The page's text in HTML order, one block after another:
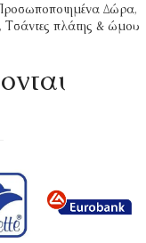
Δώρα,
, Τσάντες πλάτης & ώμου